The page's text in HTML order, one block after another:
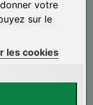
acheté...
votre
sur le
les cookies